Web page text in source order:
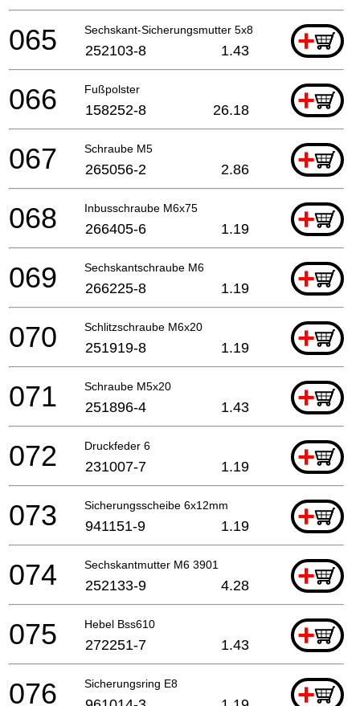
Sechskant-Sicherungsmutter 5x8 +
065 252103-8 1.43
Fußpolster +
066 158252-8 26.18
Schraube M5 +
067 265056-2 2.86
Inbusschraube M6x75 +
068 266405-6 1.19
Sechskantschraube M6 +
069 266225-8 1.19
Schlitzschraube M6x20 +
070 251919-8 1.19
Schraube M5x20 +
071 251896-4 1.43
Druckfeder 6 +
072 231007-7 1.19
Sicherungsscheibe 6x12mm +
073 941151-9 1.19
Sechskantmutter M6 3901 +
074 252133-9 4.28
Hebel Bss610 +
075 272251-7 1.43
Sicherungsring E8 +
076